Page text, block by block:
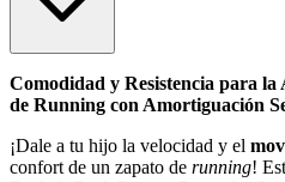
Comodidad y Resistencia para
de Running con Amortiguación
¡Dale a tu hijo la velocidad y el
confort de un zapato de running!